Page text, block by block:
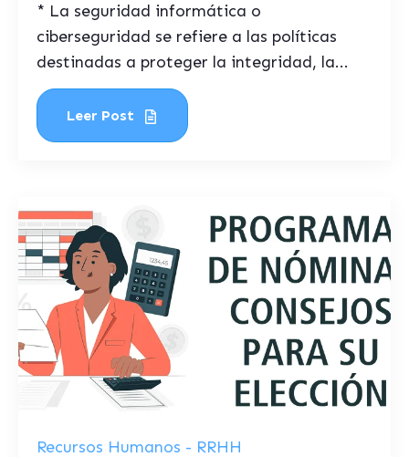
* La seguridad informática o
ciberseguridad se refiere a las políticas
destinadas a proteger la integridad, la...
Leer Post
Recursos Humanos - RRHH